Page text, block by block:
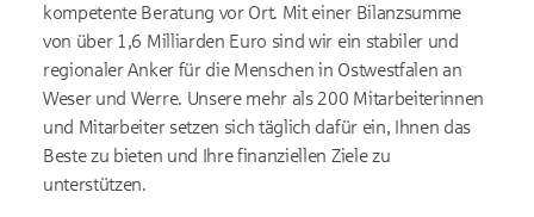
kompetente Beratung vor Ort. Mit einer Bilanzsumme
von über 1,6 Milliarden Euro sind wir ein stabiler und
regionaler Anker für die Menschen in Ostwestfalen an
Weser und Werre. Unsere mehr als 200 Mitarbeiterinnen
und Mitarbeiter setzen sich täglich dafür ein, Ihnen das
Beste zu bieten und Ihre finanziellen Ziele zu
unterstützen.